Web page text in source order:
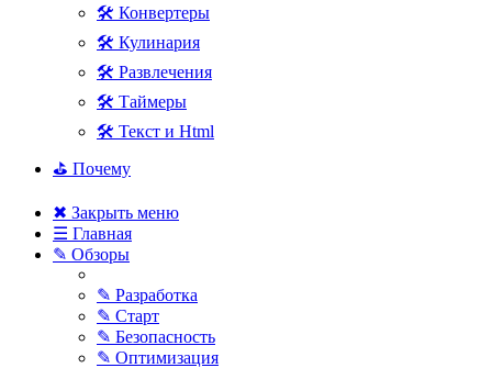
🛠 Конвертеры
🛠 Кулинария
🛠 Развлечения
🛠 Таймеры
🛠 Текст и Html
⛳ Почему
✖ Закрыть меню
☰ Главная
✎ Обзоры
✎ Разработка
✎ Старт
✎ Безопасность
✎ Оптимизация